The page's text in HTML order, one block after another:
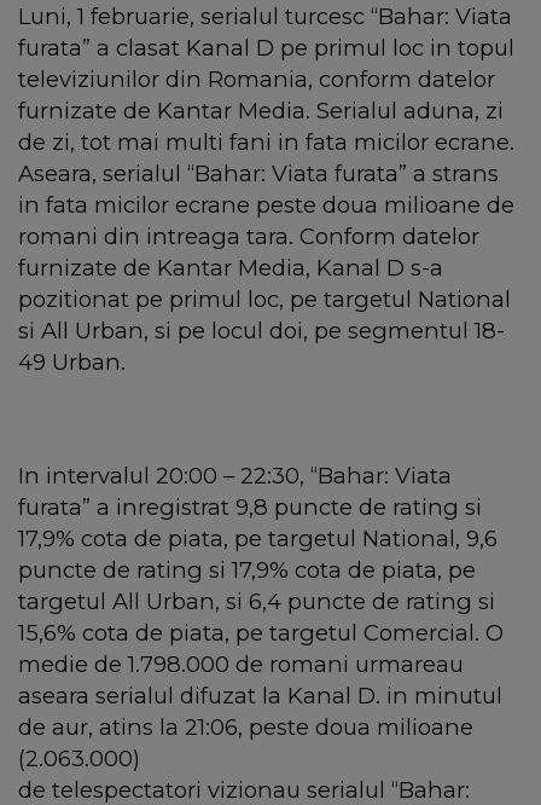
Luni, 1 februarie, serialul turcesc “Bahar: Viata
furata” a clasat Kanal D pe primul loc in topul
televiziunilor din Romania, conform datelor
furnizate de Kantar Media. Serialul aduna, zi
de zi, tot mai multi fani in fata micilor ecrane.
Aseara, serialul “Bahar: Viata furata” a strans
in fata micilor ecrane peste doua milioane de
romani din intreaga tara. Conform datelor
furnizate de Kantar Media, Kanal D s-a
pozitionat pe primul loc, pe targetul National
si All Urban, si pe locul doi, pe segmentul 18-
49 Urban.
In intervalul 20:00 – 22:30, “Bahar: Viata
furata” a inregistrat 9,8 puncte de rating si
17,9% cota de piata, pe targetul National, 9,6
puncte de rating si 17,9% cota de piata, pe
targetul All Urban, si 6,4 puncte de rating si
15,6% cota de piata, pe targetul Comercial. O
medie de 1.798.000 de romani urmareau
aseara serialul difuzat la Kanal D. in minutul
de aur, atins la 21:06, peste doua milioane
(2.063.000)
de telespectatori vizionau serialul “Bahar: